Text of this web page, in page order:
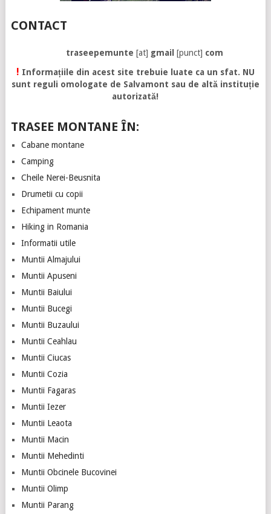
CONTACT
traseepemunte [at] gmail [punct] com
! Informațiile din acest site trebuie luate ca un sfat. NU
sunt reguli omologate de Salvamont sau de altă instituție
autorizată!
TRASEE MONTANE ÎN:
Cabane montane
Camping
Cheile Nerei-Beusnita
Drumetii cu copii
Echipament munte
Hiking in Romania
Informatii utile
Muntii Almajului
Muntii Apuseni
Muntii Baiului
Muntii Bucegi
Muntii Buzaului
Muntii Ceahlau
Muntii Ciucas
Muntii Cozia
Muntii Fagaras
Muntii Iezer
Muntii Leaota
Muntii Macin
Muntii Mehedinti
Muntii Obcinele Bucovinei
Muntii Olimp
Muntii Parang